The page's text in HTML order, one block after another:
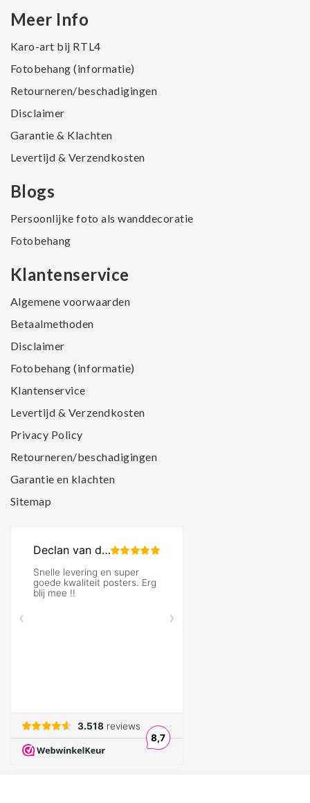
Meer Info
Karo-art bij RTL4
Fotobehang (informatie)
Retourneren/beschadigingen
Disclaimer
Garantie & Klachten
Levertijd & Verzendkosten
Blogs
Persoonlijke foto als wanddecoratie
Fotobehang
Klantenservice
Algemene voorwaarden
Betaalmethoden
Disclaimer
Fotobehang (informatie)
Klantenservice
Levertijd & Verzendkosten
Privacy Policy
Retourneren/beschadigingen
Garantie en klachten
Sitemap